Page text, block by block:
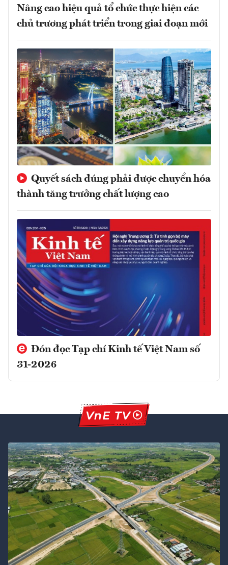
Nâng cao hiệu quả tổ chức thực hiện các
chủ trương phát triển trong giai đoạn mới
Quyết sách đúng phải được chuyển hóa
thành tăng trưởng chất lượng cao
Đón đọc Tạp chí Kinh tế Việt Nam số
31-2026